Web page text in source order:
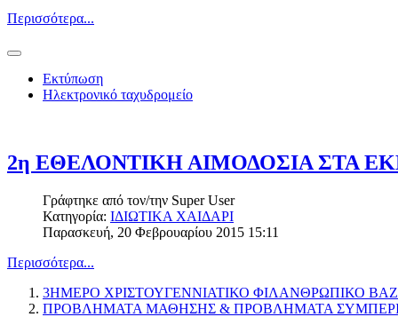
Περισσότερα...
Εκτύπωση
Ηλεκτρονικό ταχυδρομείο
2η ΕΘΕΛΟΝΤΙΚΗ ΑΙΜΟΔΟΣΙΑ ΣΤΑ
Γράφτηκε από τον/την Super User
Κατηγορία: ΙΔΙΩΤΙΚΑ ΧΑΙΔΑΡΙ
Παρασκευή, 20 Φεβρουαρίου 2015 15:11
Περισσότερα...
3ΗΜΕΡΟ ΧΡΙΣΤΟΥΓΕΝΝΙΑΤΙΚΟ ΦΙΛΑΝΘΡΩΠΙΚΟ
ΠΡΟΒΛΗΜΑΤΑ ΜΑΘΗΣΗΣ & ΠΡΟΒΛΗΜΑΤΑ